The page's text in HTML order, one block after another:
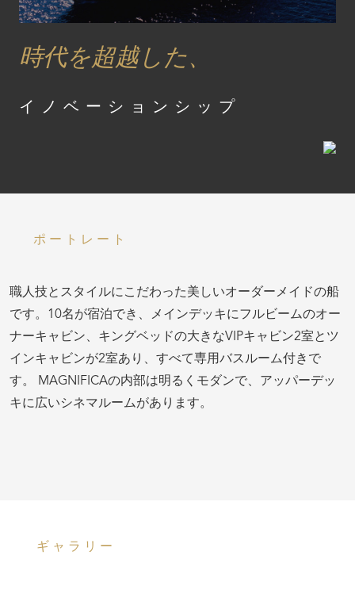
時代を超越した、
イノベーションシップ
ポートレート
職人技とスタイルにこだわった美しいオーダーメイドの船
です。10名が宿泊でき、メインデッキにフルビームのオー
ナーキャビン、キングベッドの大きなVIPキャビン2室とツ
インキャビンが2室あり、すべて専用バスルーム付きで
す。 MAGNIFICAの内部は明るくモダンで、アッパーデッ
キに広いシネマルームがあります。
ギャラリー